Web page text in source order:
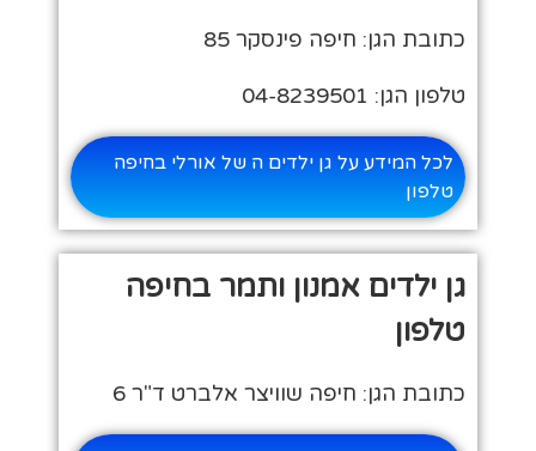
כתובת הגן: חיפה פינסקר 85
טלפון הגן: 04-8239501
לכל המידע על גן ילדים ה של אורלי בחיפה
טלפון
גן ילדים אמנון ותמר בחיפה
טלפון
כתובת הגן: חיפה שוויצר אלברט ד"ר 6